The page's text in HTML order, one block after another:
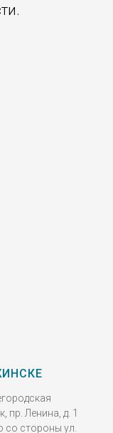
пр. Ленина, д. 1
со стороны ул.